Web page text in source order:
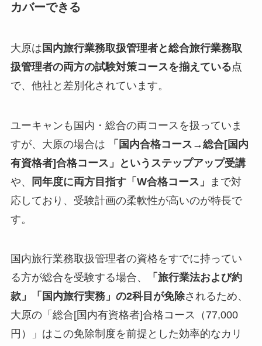
カバーできる
大原は 国内旅行業務取扱管理者と総合旅行業務取
扱管理者の両方の試験対策コースを揃えている点
で、他社と差別化されています。
ユーキャンも国内・総合の両コースを扱っていま
すが、大原の場合は
「国内合格コース→総合[国内
有資格者]合格コース」というステップアップ受講
や、
同年度に両方目指す「W合格コース」
まで対
応しており、受験計画の柔軟性が高いのが特長で
す。
国内旅行業務取扱管理者の資格をすでに持ってい
る方が総合を受験する場合、
「旅行業法および約
款」「国内旅行実務」の2科目が免除されるため、
大原の「総合[国内有資格者]合格コース（77,000
円）」はこの免除制度を前提とした効率的なカリ